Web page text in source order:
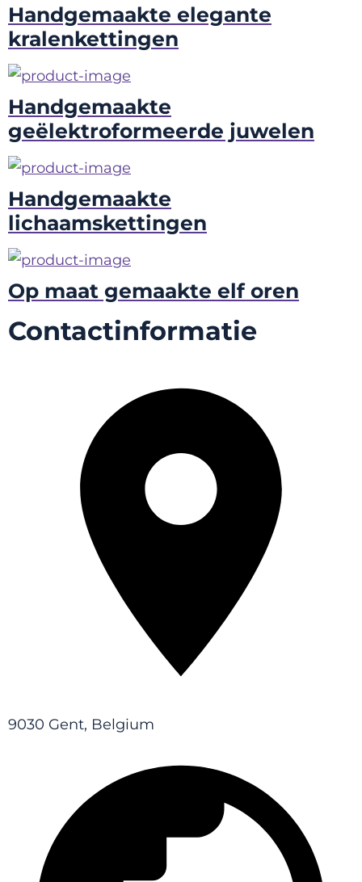
Handgemaakte elegante
kralenkettingen
Handgemaakte
geëlektroformeerde juwelen
Handgemaakte
lichaamskettingen
Op maat gemaakte elf oren
Contactinformatie
9030 Gent, Belgium